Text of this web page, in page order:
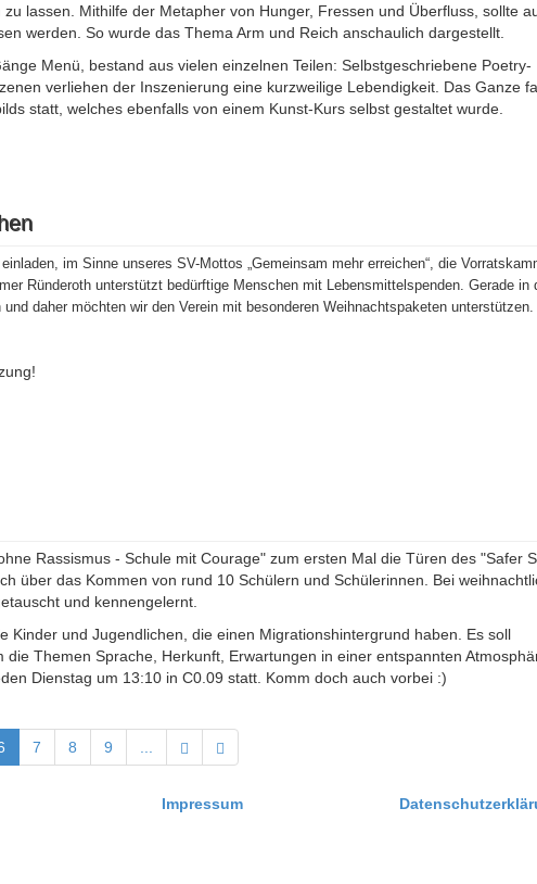
lassen. Mithilfe der Metapher von Hunger, Fressen und Überfluss, sollte
werden. So wurde das Thema Arm und Reich anschaulich dargestellt.
Menü, bestand aus vielen einzelnen Teilen: Selbstgeschriebene Poetry-
verliehen der Inszenierung eine kurzweilige Lebendigkeit. Das Ganze
statt, welches ebenfalls von einem Kunst-Kurs selbst gestaltet wurde.
im Sinne unseres SV-Mottos „Gemeinsam mehr erreichen“, die
Ründeroth unterstützt bedürftige Menschen mit Lebensmittelspenden. Gerade in
daher möchten wir den Verein mit besonderen Weihnachtspaketen unterstützen.
Rassismus - Schule mit Courage" zum ersten Mal die Türen des "Safer
über das Kommen von rund 10 Schülern und Schülerinnen. Bei
und kennengelernt.
Kinder und Jugendlichen, die einen Migrationshintergrund haben. Es soll
Themen Sprache, Herkunft, Erwartungen in einer entspannten
Dienstag um 13:10 in C0.09 statt. Komm doch auch vorbei :)
7 8 9 ...
Impressum